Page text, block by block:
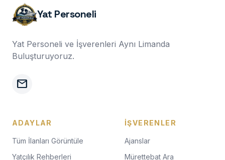
Yat Personeli
Yat Personeli ve İşverenleri Aynı Limanda
Buluşturuyoruz.
mail
ADAYLAR
Tüm İlanları Görüntüle
Yatçılık Rehberleri
İŞVERENLER
Ajanslar
Mürettebat Ara